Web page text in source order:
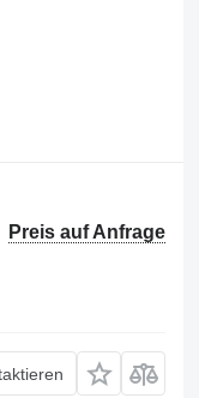
Preis auf Anfrage